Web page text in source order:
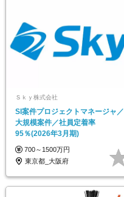
Ｓｋｙ株式会社
SI案件プロジェクトマネージャ／
大規模案件／社員定着率
95％(2026年3月期)
700～1500万円
東京都_大阪府